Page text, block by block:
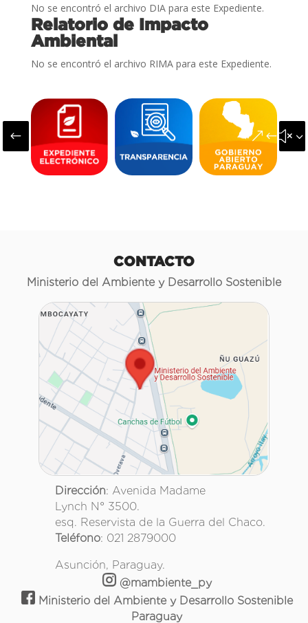
No se encontró el archivo DIA para este Expediente.
Relatorio de Impacto
Ambiental
No se encontró el archivo RIMA para este Expediente.
#
CONTACTO
Ministerio del Ambiente y Desarrollo Sostenible
Dirección: Avenida Madame
Lynch N° 3500.
esq. Reservista de la Guerra del Chaco.
Teléfono: 021 2879000
Asunción, Paraguay.
@mambiente_py
Ministerio del Ambiente y Desarrollo Sostenible
Paraguay